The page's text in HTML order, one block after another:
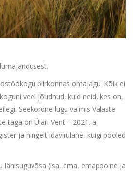
piirkonnas omajagu. Kõik ei
veel jõudnud, kuid neid, kes on,
Seekordne lugu valmis Valaste
taga on Ülari Vent – 2021. a
ja hingelt idavirulane, kuigi pooled
lähisuguvõsa (isa, ema, emapoolne ja